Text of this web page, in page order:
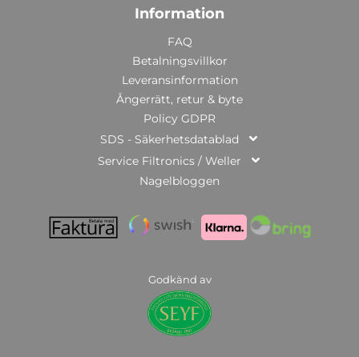
Information
FAQ
Betalningsvillkor
Leveransinformation
Ångerrätt, retur & byte
Policy GDPR
SDS - Säkerhetsdatablad
Service Filtronics / Weller
Nagelbloggen
Godkänd av